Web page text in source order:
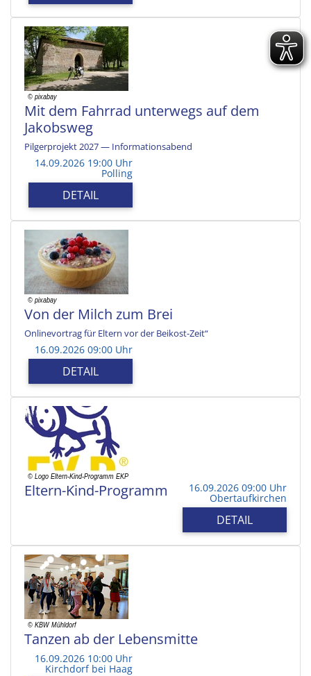
Mit dem Fahrrad unterwegs auf dem
Jakobsweg
Pilgerprojekt 2027 — Informationsabend
14.09.2026 19:00 Uhr
Polling
DETAIL
Von der Milch zum Brei
Onlinevortrag für Eltern vor der Beikost-Zeit“
16.09.2026 09:00 Uhr
DETAIL
Eltern-Kind-Programm 16.09.2026 09:00 Uhr
Obertaufkirchen
DETAIL
Tanzen ab der Lebensmitte
16.09.2026 10:00 Uhr
Kirchdorf bei Haag